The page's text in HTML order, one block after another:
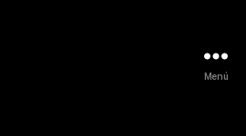
Menú